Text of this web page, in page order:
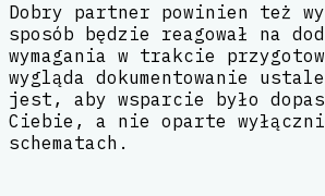
Dobry partner powinien też
sposób będzie reagował na
wymagania w trakcie
wygląda dokumentowanie
jest, aby wsparcie było
Ciebie, a nie oparte
schematach.